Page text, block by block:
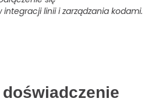
linii i zarządzania kodami.